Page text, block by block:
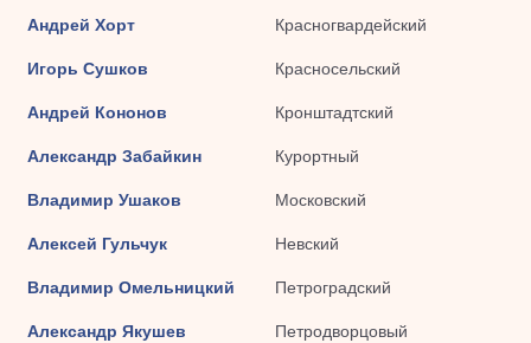
Андрей Хорт Красногвардейский
Игорь Сушков Красносельский
Андрей Кононов Кронштадтский
Александр Забайкин Курортный
Владимир Ушаков Московский
Алексей Гульчук Невский
Владимир Омельницкий Петроградский
Александр Якушев Петродворцовый